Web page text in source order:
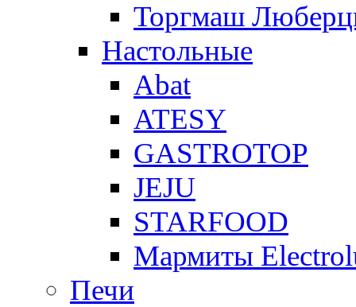
Торгмаш
Настольные
Abat
ATESY
GASTROTOP
JEJU
STARFOOD
Мармиты
Печи